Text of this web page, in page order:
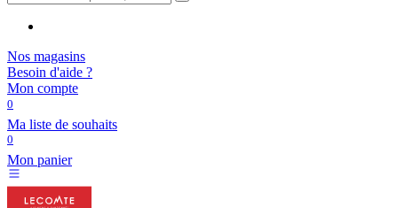
Nos magasins
Besoin d'aide ?
Mon compte
0
Ma liste de souhaits
0
Mon panier